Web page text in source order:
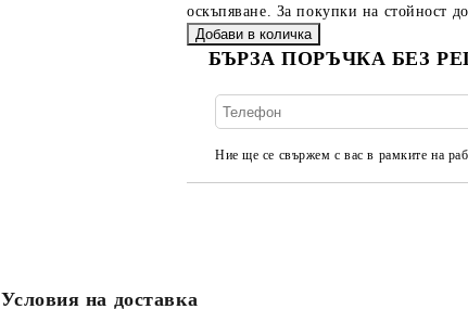
оскъпяване. За покупки на стойност
БЪРЗА ПОРЪЧКА БЕЗ
Ние ще се свържем с вас в рамките на
Условия на доставка